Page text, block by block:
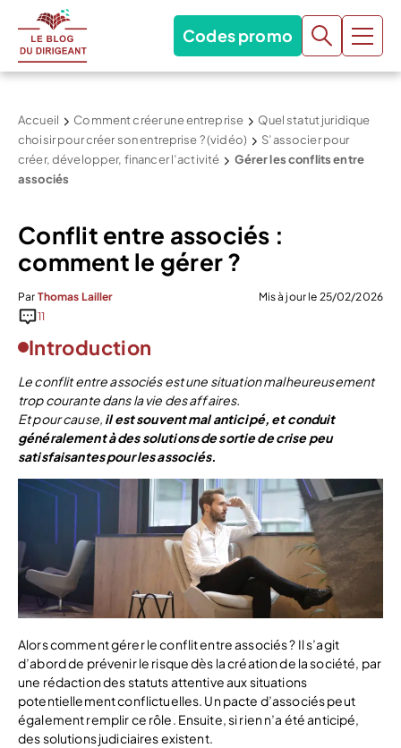
Codes promo
Accueil Comment créer une entreprise
Quel statut juridique
choisir pour créer son entreprise ? (vidéo)
S’associer pour
créer, développer, financer l’activité
Gérer les conflits entre
associés
Conflit entre associés :
comment le gérer ?
Par Thomas Lailler
Mis à jour le 25/02/2026
11
Introduction
Le conflit entre associés est une situation malheureusement
trop courante dans la vie des affaires.
Et pour cause, il est souvent mal anticipé, et conduit
généralement à des solutions de sortie de crise peu
satisfaisantes pour les associés.
Alors comment gérer le conflit entre associés ? Il s’agit
d’abord de prévenir le risque dès la création de la société, par
une rédaction des statuts attentive aux situations
potentiellement conflictuelles. Un pacte d’associés peut
également remplir ce rôle. Ensuite, si rien n’a été anticipé,
des solutions judiciaires existent.